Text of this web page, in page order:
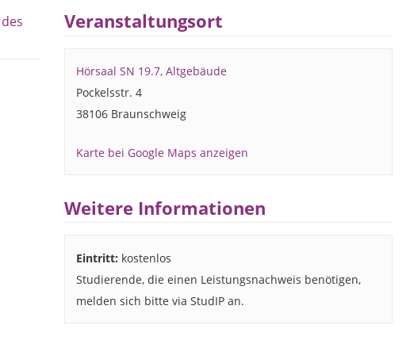
Veranstaltungsort
Hörsaal SN 19.7, Altgebäude
Pockelsstr. 4
38106 Braunschweig
Karte bei Google Maps anzeigen
Weitere Informationen
Eintritt: kostenlos
Studierende, die einen Leistungsnachweis benötigen,
melden sich bitte via StudIP an.